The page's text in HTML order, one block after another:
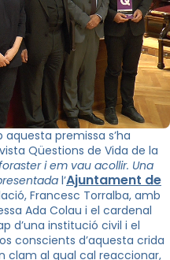
aquesta premissa s’ha
Qüestions de Vida de la
i em vau acollir. Una
l’Ajuntament de
Francesc Torralba, amb
Ada Colau i el cardenal
d’una institució civil i el
conscients d’aquesta crida
clam al qual cal reaccionar,